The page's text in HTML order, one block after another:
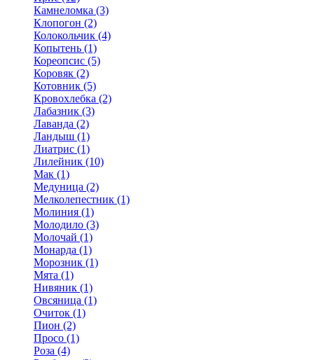
Камнеломка (3)
Клопогон (2)
Колокольчик (4)
Копытень (1)
Кореопсис (5)
Коровяк (2)
Котовник (5)
Кровохлебка (2)
Лабазник (3)
Лаванда (2)
Ландыш (1)
Лиатрис (1)
Лилейник (10)
Мак (1)
Медуница (2)
Мелколепестник (1)
Молиния (1)
Молодило (3)
Молочай (1)
Монарда (1)
Морозник (1)
Мята (1)
Нивяник (1)
Овсяница (1)
Очиток (1)
Пион (2)
Просо (1)
Роза (4)